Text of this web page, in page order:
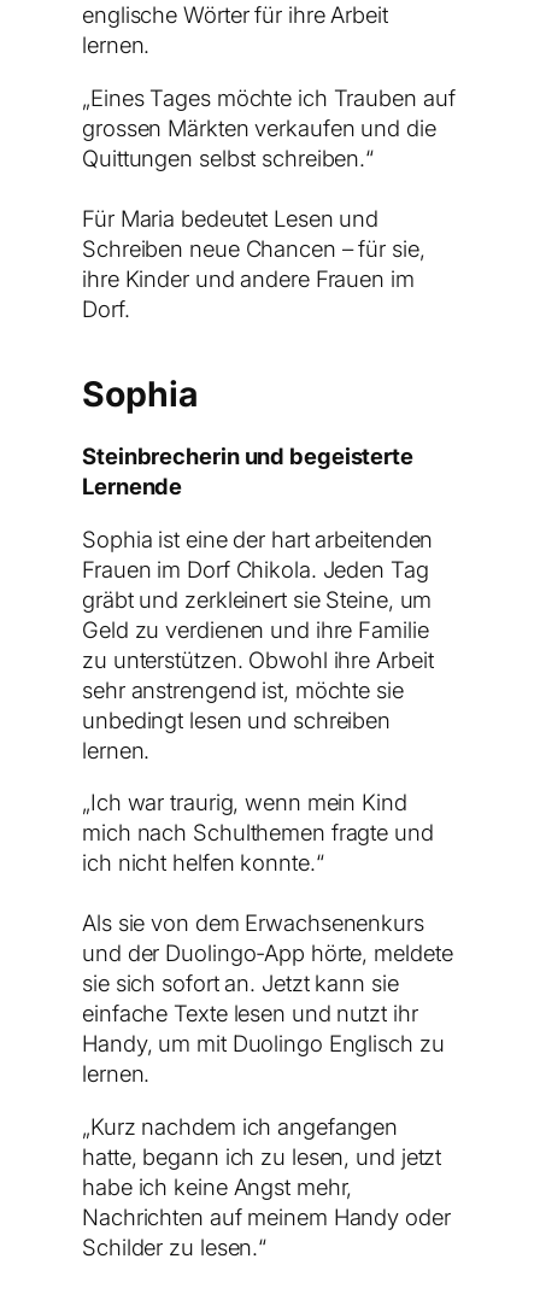
englische Wörter für ihre Arbeit
lernen.
„Eines Tages möchte ich Trauben auf
grossen Märkten verkaufen und die
Quittungen selbst schreiben.“
Für Maria bedeutet Lesen und
Schreiben neue Chancen – für sie,
ihre Kinder und andere Frauen im
Dorf.
Sophia
Steinbrecherin und begeisterte
Lernende
Sophia ist eine der hart arbeitenden
Frauen im Dorf Chikola. Jeden Tag
gräbt und zerkleinert sie Steine, um
Geld zu verdienen und ihre Familie
zu unterstützen. Obwohl ihre Arbeit
sehr anstrengend ist, möchte sie
unbedingt lesen und schreiben
lernen.
„Ich war traurig, wenn mein Kind
mich nach Schulthemen fragte und
ich nicht helfen konnte.“
Als sie von dem Erwachsenenkurs
und der Duolingo-App hörte, meldete
sie sich sofort an. Jetzt kann sie
einfache Texte lesen und nutzt ihr
Handy, um mit Duolingo Englisch zu
lernen.
„Kurz nachdem ich angefangen
hatte, begann ich zu lesen, und jetzt
habe ich keine Angst mehr,
Nachrichten auf meinem Handy oder
Schilder zu lesen.“